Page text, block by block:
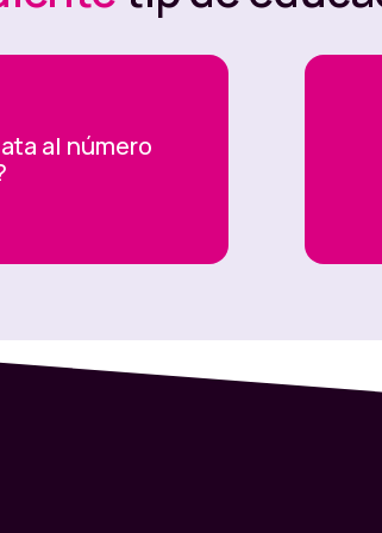
en línea, sin salir de tu cel y sin
Tarjeta de Crédito, que quizás está
servicios como PayPal era una
para traerla hasta ti, entonces la
DE VERDAD…
al número